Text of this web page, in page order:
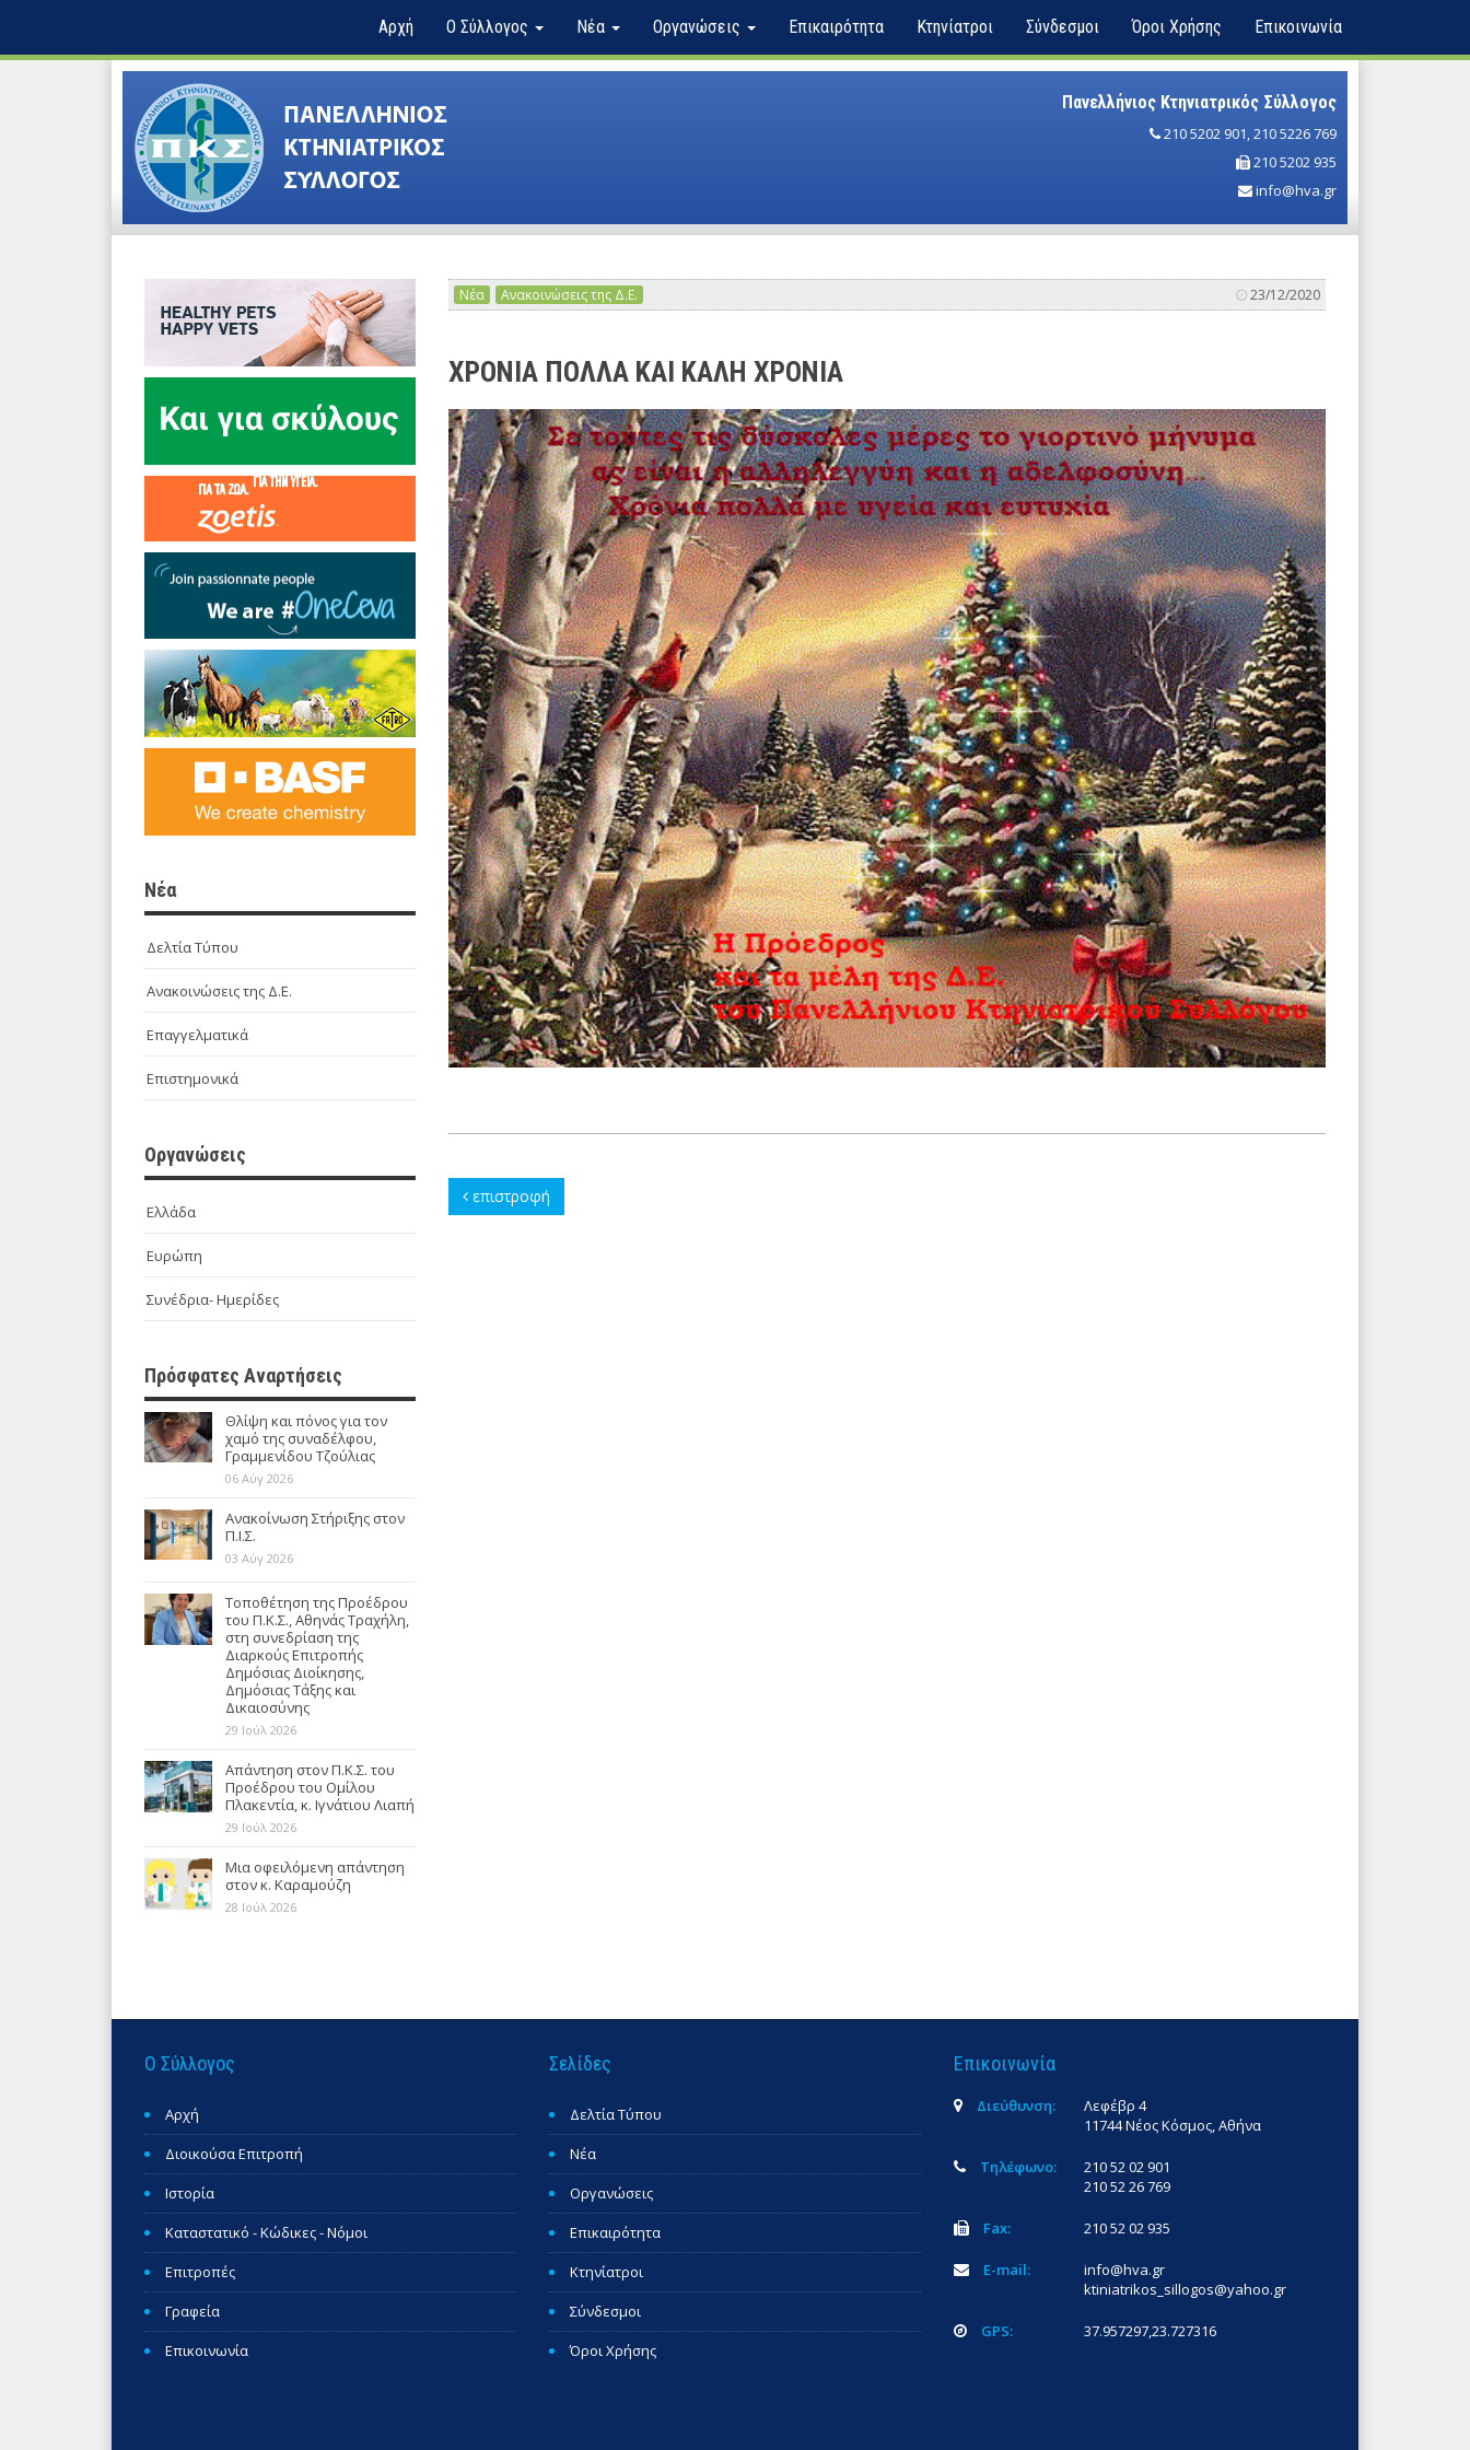
Αρχή Ο Σύλλογος Νέα Οργανώσεις Επικαιρότητα Κτηνίατροι Σύνδεσμοι Όροι Χρήσης Επικοινωνία
Πανελλήνιος Κτηνιατρικός Σύλλογος
210 5202 901,210 5226 769
210 5202 935
info@hva.gr
Νέα
Δελτία Τύπου
Ανακοινώσεις της Δ.Ε.
Επαγγελματικά
Επιστημονικά
Οργανώσεις
Ελλάδα
Ευρώπη
Συνέδρια- Ημερίδες
Πρόσφατες Αναρτήσεις
Θλίψη και πόνος για τον
χαμό της συναδέλφου,
Γραμμενίδου Τζούλιας
06 Αύγ 2026
Ανακοίνωση Στήριξης στον
Π.Ι.Σ.
03 Αύγ 2026
Τοποθέτηση της Προέδρου
του Π.Κ.Σ., Αθηνάς Τραχήλη,
στη συνεδρίαση της
Διαρκούς Επιτροπής
Δημόσιας Διοίκησης,
Δημόσιας Τάξης και
Δικαιοσύνης
29 Ιούλ 2026
Απάντηση στον Π.Κ.Σ. του
Προέδρου του Ομίλου
Πλακεντία, κ. Ιγνάτιου Λιαπή
29 Ιούλ 2026
Μια οφειλόμενη απάντηση
στον κ. Καραμούζη
28 Ιούλ 2026
Νέα Ανακοινώσεις της Δ.Ε. 23/12/2020
ΧΡΟΝΙΑ ΠΟΛΛΑ ΚΑΙ ΚΑΛΗ ΧΡΟΝΙΑ
επιστροφή
Ο Σύλλογος
Αρχή
Διοικούσα Επιτροπή
Ιστορία
Καταστατικό - Κώδικες - Νόμοι
Επιτροπές
Γραφεία
Επικοινωνία
Σελίδες
Δελτία Τύπου
Νέα
Οργανώσεις
Επικαιρότητα
Κτηνίατροι
Σύνδεσμοι
Όροι Χρήσης
Επικοινωνία
Διεύθυνση:
Λεφέβρ 4
11744 Νέος Κόσμος, Αθήνα
Τηλέφωνο:
210 52 02 901
210 52 26 769
Fax: 210 52 02 935
E-mail:
info@hva.gr
ktiniatrikos_sillogos@yahoo.gr
GPS: 37.957297,23.727316